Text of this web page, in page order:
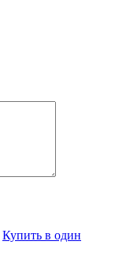
Купить в один